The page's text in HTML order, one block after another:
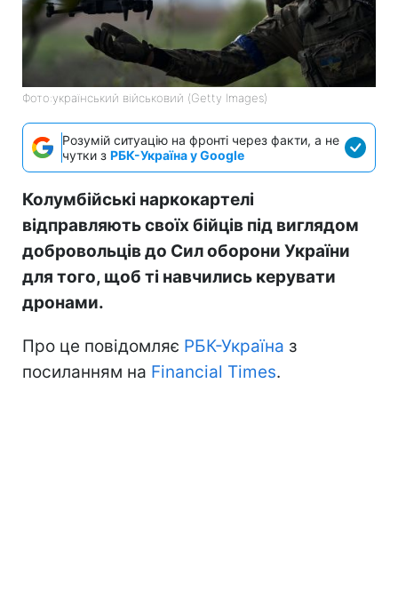
Фото:український військовий (Getty Images)
Розумій ситуацію на фронті через факти, а не
чутки з РБК-Україна у Google
Колумбійські наркокартелі
відправляють своїх бійців під виглядом
добровольців до Сил оборони України
для того, щоб ті навчились керувати
дронами.
Про це повідомляє РБК-Україна з
посиланням на Financial Times.